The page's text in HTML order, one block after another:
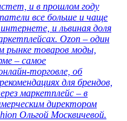
и в прошлом году
все больше и чаще
и львиная доля
Ozon – один
рынке товаров моды,
– самое
торговле, об
для брендов,
маркетплейс – в
директором
Ольгой Москвичевой.